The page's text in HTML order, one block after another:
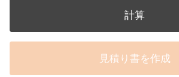
計算
見積り書を作成